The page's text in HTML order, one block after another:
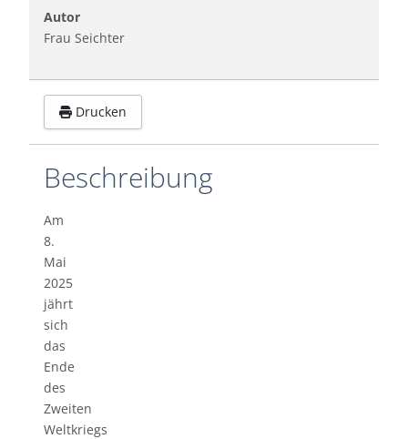
Autor
Frau Seichter
Drucken
Beschreibung
Am
8.
Mai
2025
jährt
sich
das
Ende
des
Zweiten
Weltkriegs